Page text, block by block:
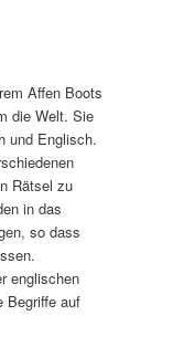
Affen Boots
die Welt. Sie
und Englisch.
Rätsel zu
in das
so dass
englischen
Begriffe auf